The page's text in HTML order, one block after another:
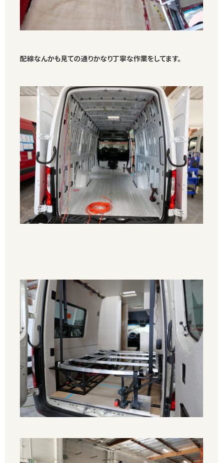
配線なんかも見ての通りかなり丁寧な作業をしてます。